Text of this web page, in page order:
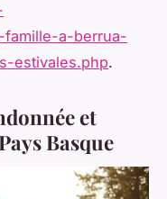
a-berrua-
estivales.php.
et
Basque